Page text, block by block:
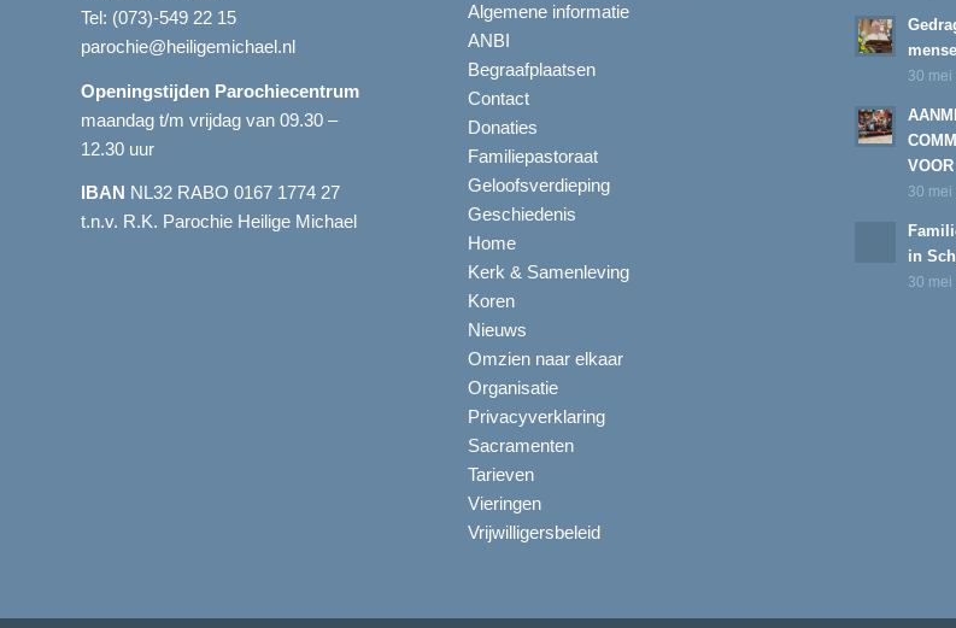
Tel: (073)-549 22 15
parochie@heiligemichael.nl
Openingstijden Parochiecentrum
maandag t/m vrijdag van 09.30 –
12.30 uur
IBAN NL32 RABO 0167 1774 27
t.n.v. R.K. Parochie Heilige Michael
Algemene informatie
ANBI
Begraafplaatsen
Contact
Donaties
Familiepastoraat
Geloofsverdieping
Geschiedenis
Home
Kerk & Samenleving
Koren
Nieuws
Omzien naar elkaar
Organisatie
Privacyverklaring
Sacramenten
Tarieven
Vieringen
Vrijwilligersbeleid
30 mei
30 mei
in
30 mei